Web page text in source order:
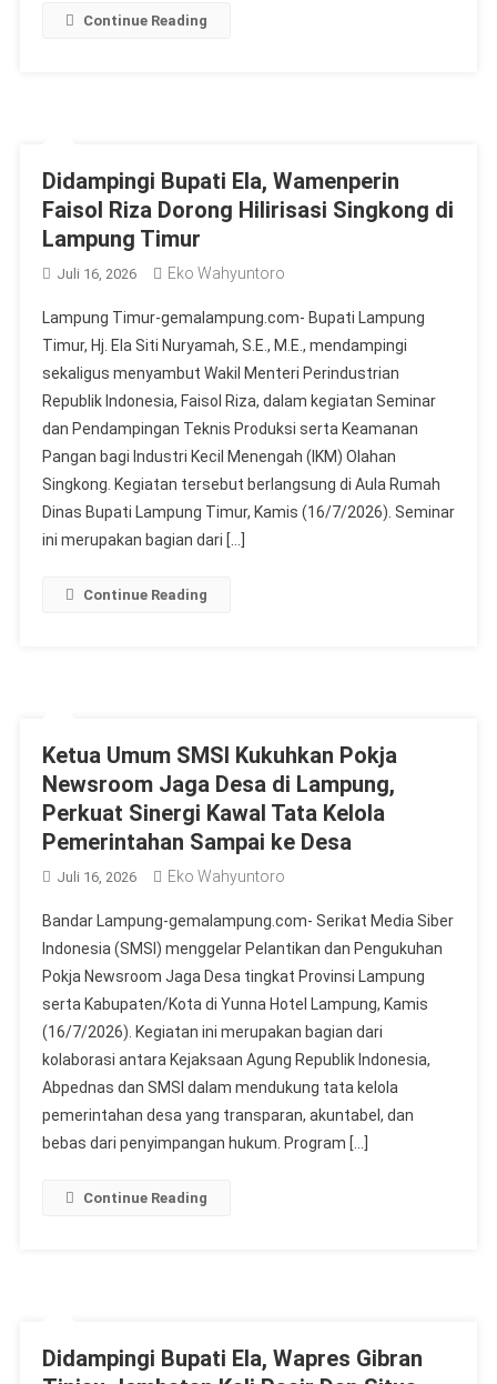
Continue Reading
Didampingi Bupati Ela, Wamenperin
Faisol Riza Dorong Hilirisasi Singkong di
Lampung Timur
Juli 16, 2026 Eko Wahyuntoro
Lampung Timur-gemalampung.com- Bupati Lampung
Timur, Hj. Ela Siti Nuryamah, S.E., M.E., mendampingi
sekaligus menyambut Wakil Menteri Perindustrian
Republik Indonesia, Faisol Riza, dalam kegiatan Seminar
dan Pendampingan Teknis Produksi serta Keamanan
Pangan bagi Industri Kecil Menengah (IKM) Olahan
Singkong. Kegiatan tersebut berlangsung di Aula Rumah
Dinas Bupati Lampung Timur, Kamis (16/7/2026). Seminar
ini merupakan bagian dari […]
Continue Reading
Ketua Umum SMSI Kukuhkan Pokja
Newsroom Jaga Desa di Lampung,
Perkuat Sinergi Kawal Tata Kelola
Pemerintahan Sampai ke Desa
Juli 16, 2026 Eko Wahyuntoro
Bandar Lampung-gemalampung.com- Serikat Media Siber
Indonesia (SMSI) menggelar Pelantikan dan Pengukuhan
Pokja Newsroom Jaga Desa tingkat Provinsi Lampung
serta Kabupaten/Kota di Yunna Hotel Lampung, Kamis
(16/7/2026). Kegiatan ini merupakan bagian dari
kolaborasi antara Kejaksaan Agung Republik Indonesia,
Abpednas dan SMSI dalam mendukung tata kelola
pemerintahan desa yang transparan, akuntabel, dan
bebas dari penyimpangan hukum. Program […]
Continue Reading
Didampingi Bupati Ela, Wapres Gibran